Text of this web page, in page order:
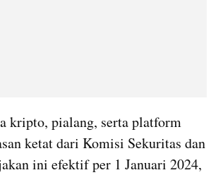
kripto, pialang, serta platform
ketat dari Komisi Sekuritas dan
ini efektif per 1 Januari 2024,